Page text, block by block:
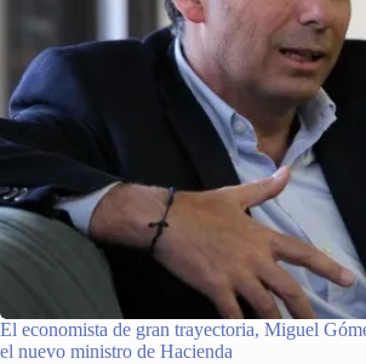
El economista de gran trayectoria, Miguel
el nuevo ministro de Hacienda